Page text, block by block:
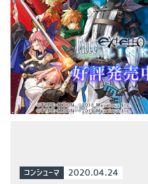
コンシューマ 2020.04.24